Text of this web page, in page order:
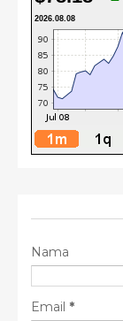
2026.08.08
Nama
Email *